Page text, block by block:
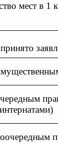
мест в 1